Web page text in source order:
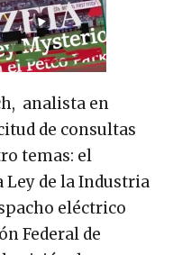
analista en
de consultas
temas: el
de la Industria
eléctrico
Federal de